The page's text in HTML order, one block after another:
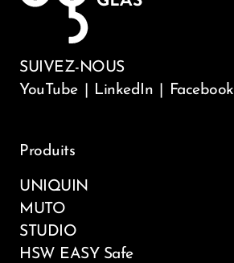
SUIVEZ-NOUS
YouTube
LinkedIn Facebook
Produits
UNIQUIN
MUTO
STUDIO
HSW EASY Safe